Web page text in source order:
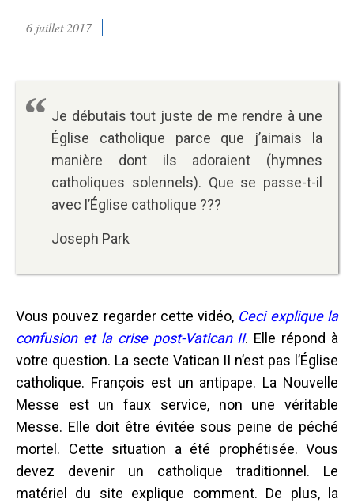
6 juillet 2017
Je débutais tout juste de me rendre à une
Église catholique parce que j’aimais la
manière dont ils adoraient (hymnes
catholiques solennels). Que se passe-t-il
avec l’Église catholique ???
Joseph Park
Vous pouvez regarder cette vidéo, Ceci explique la
confusion et la crise post-Vatican II. Elle répond à
votre question. La secte Vatican II n’est pas l’Église
catholique. François est un antipape. La Nouvelle
Messe est un faux service, non une véritable
Messe. Elle doit être évitée sous peine de péché
mortel. Cette situation a été prophétisée. Vous
devez devenir un catholique traditionnel. Le
matériel du site explique comment. De plus, la